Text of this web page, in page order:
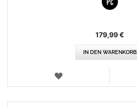
179,99 €
IN DEN WARENKORB
WUNSCHLISTE